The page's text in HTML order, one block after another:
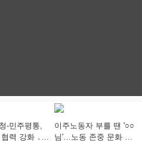
-민주평통,
력 강화 ․
이주노동자 부를 땐 '○○
님'…노동 존중 문화 확